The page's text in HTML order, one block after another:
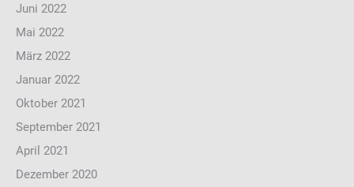
Juni 2022
Mai 2022
März 2022
Januar 2022
Oktober 2021
September 2021
April 2021
Dezember 2020